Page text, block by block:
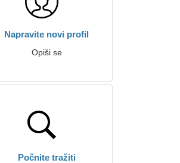
Napravite novi profil
Opiši se
Počnite tražiti